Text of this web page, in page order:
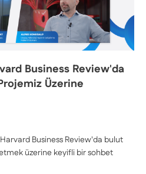
Business Review'da
Üzerine
Business Review'da bulut
üzerine keyifli bir sohbet